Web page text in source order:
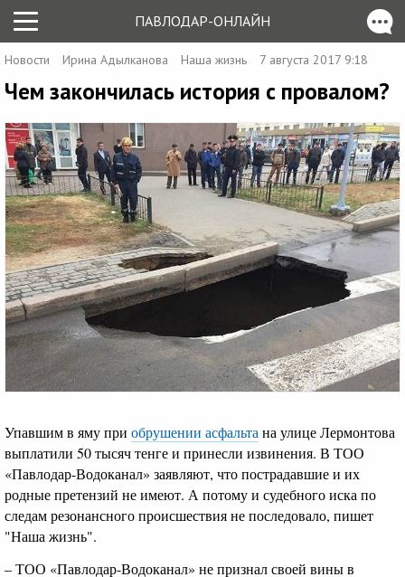
ПАВЛОДАР-ОНЛАЙН
Новости Ирина Адылканова Наша жизнь 7 августа 2017 9:18
Чем закончилась история с провалом?
Упавшим в яму при обрушении асфальта на улице Лермонтова
выплатили 50 тысяч тенге и принесли извинения. В ТОО
«Павлодар-Водоканал» заявляют, что пострадавшие и их
родные претензий не имеют. А потому и судебного иска по
следам резонансного происшествия не последовало, пишет
"Наша жизнь".
– ТОО «Павлодар-Водоканал» не признал своей вины в